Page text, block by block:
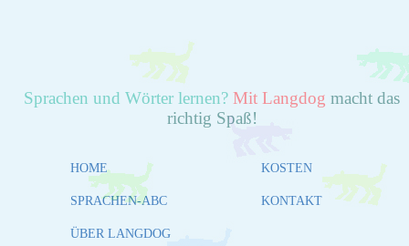
Sprachen und Wörter lernen? Mit Langdog macht das
richtig Spaß!
HOME
SPRACHEN-ABC
ÜBER LANGDOG
KOSTEN
KONTAKT